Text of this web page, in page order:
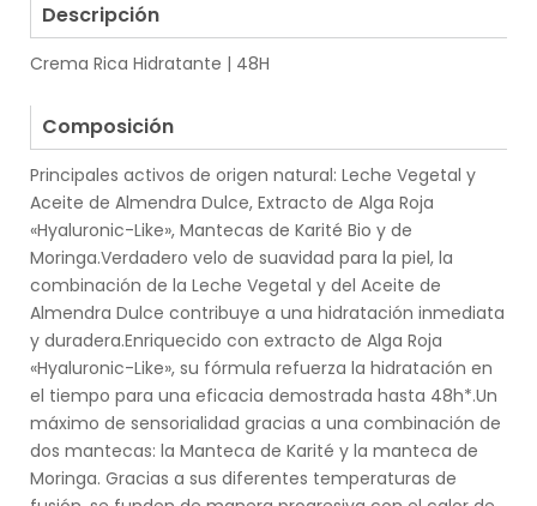
Descripción
Crema Rica Hidratante | 48H
Composición
Principales activos de origen natural: Leche Vegetal y
Aceite de Almendra Dulce, Extracto de Alga Roja
«Hyaluronic-Like», Mantecas de Karité Bio y de
Moringa.Verdadero velo de suavidad para la piel, la
combinación de la Leche Vegetal y del Aceite de
Almendra Dulce contribuye a una hidratación inmediata
y duradera.Enriquecido con extracto de Alga Roja
«Hyaluronic-Like», su fórmula refuerza la hidratación en
el tiempo para una eficacia demostrada hasta 48h*.Un
máximo de sensorialidad gracias a una combinación de
dos mantecas: la Manteca de Karité y la manteca de
Moringa. Gracias a sus diferentes temperaturas de